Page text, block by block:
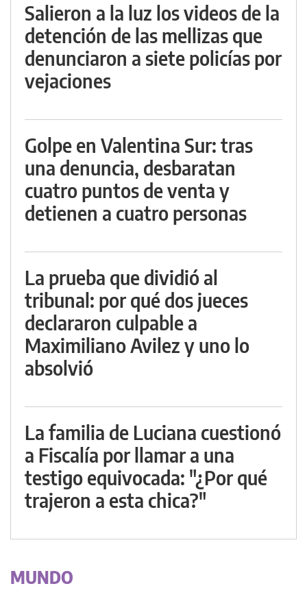
Salieron a la luz los videos de la
detención de las mellizas que
denunciaron a siete policías por
vejaciones
Golpe en Valentina Sur: tras
una denuncia, desbaratan
cuatro puntos de venta y
detienen a cuatro personas
La prueba que dividió al
tribunal: por qué dos jueces
declararon culpable a
Maximiliano Avilez y uno lo
absolvió
La familia de Luciana cuestionó
a Fiscalía por llamar a una
testigo equivocada: "¿Por qué
trajeron a esta chica?"
MUNDO